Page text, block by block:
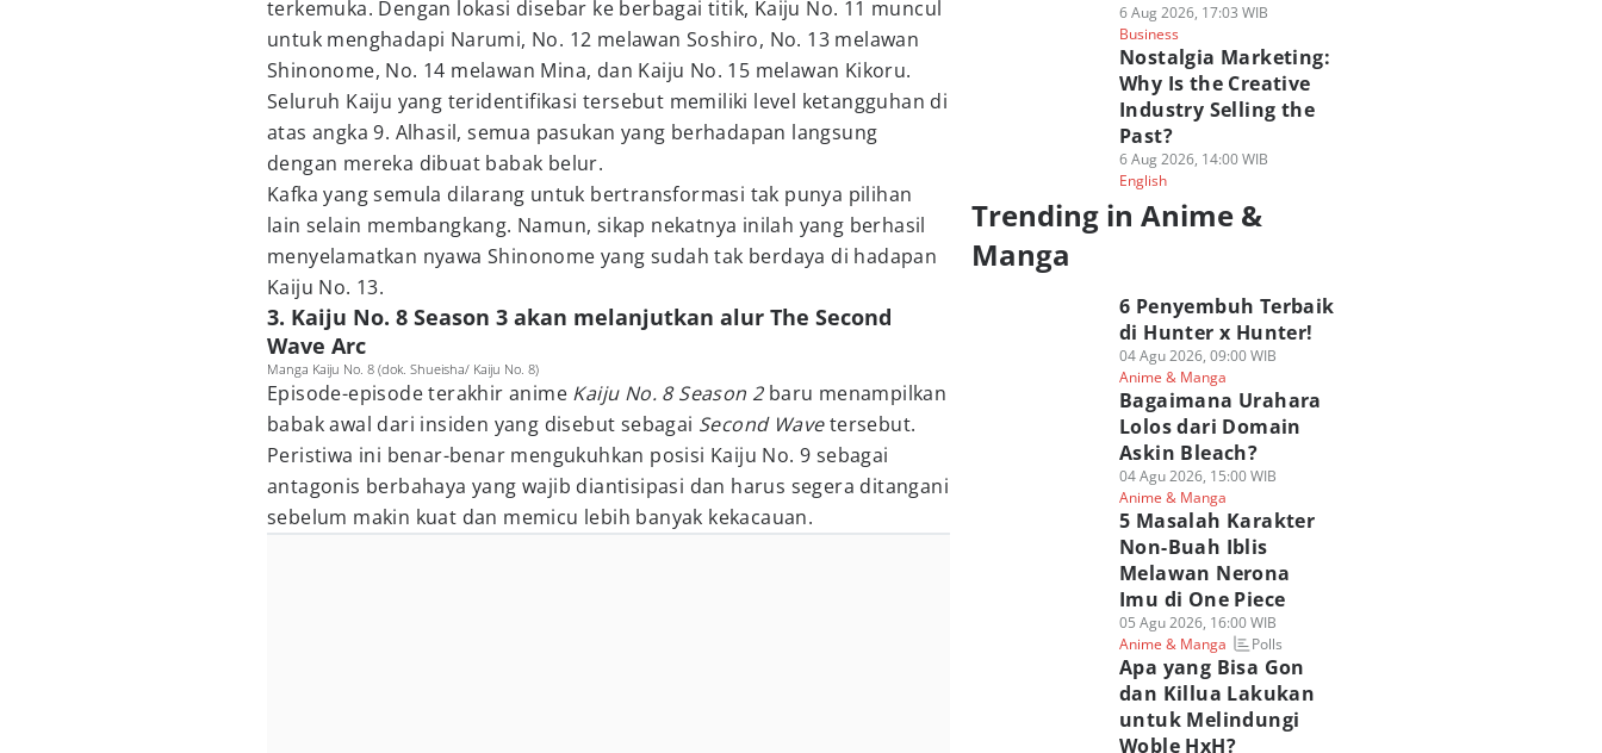
terkemuka. Dengan lokasi disebar ke berbagai titik, Kaiju No. 11 muncul
untuk menghadapi Narumi, No. 12 melawan Soshiro, No. 13 melawan
Shinonome, No. 14 melawan Mina, dan Kaiju No. 15 melawan Kikoru.
Seluruh Kaiju yang teridentifikasi tersebut memiliki level ketangguhan di
atas angka 9. Alhasil, semua pasukan yang berhadapan langsung
dengan mereka dibuat babak belur.
Kafka yang semula dilarang untuk bertransformasi tak punya pilihan
lain selain membangkang. Namun, sikap nekatnya inilah yang berhasil
menyelamatkan nyawa Shinonome yang sudah tak berdaya di hadapan
Kaiju No. 13.
3. Kaiju No. 8 Season 3 akan melanjutkan alur The Second
Wave Arc
Manga Kaiju No. 8 (dok. Shueisha/ Kaiju No. 8)
Episode-episode terakhir anime Kaiju No. 8 Season 2 baru menampilkan
babak awal dari insiden yang disebut sebagai Second Wavetersebut.
Peristiwa ini benar-benar mengukuhkan posisi Kaiju No. 9 sebagai
antagonis berbahaya yang wajib diantisipasi dan harus segera ditangani
sebelum makin kuat dan memicu lebih banyak kekacauan.
6 Aug 2026, 17:03 WIB
Business
Nostalgia Marketing:
Why Is the Creative
Industry Selling the
Past?
6 Aug 2026, 14:00 WIB
English
Trending in Anime &
Manga
6 Penyembuh Terbaik
di Hunter x Hunter!
04 Agu 2026, 09:00 WIB
Anime & Manga
Bagaimana Urahara
Lolos dari Domain
Askin Bleach?
04 Agu 2026, 15:00 WIB
Anime & Manga
5 Masalah Karakter
Non-Buah Iblis
Melawan Nerona
Imu di One Piece
05 Agu 2026, 16:00 WIB
Anime & Manga
Polls
Apa yang Bisa Gon
dan Killua Lakukan
untuk Melindungi
Woble HxH?